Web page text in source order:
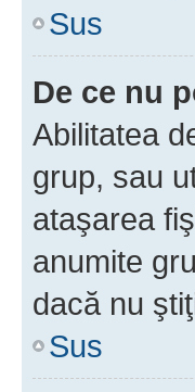
Sus
De ce nu
Abilitatea
grup, sau
ataşarea
anumite
dacă nu
Sus